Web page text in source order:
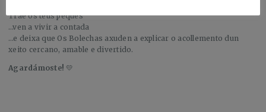
Trae ós teus peques
…ven a vivir a contada
…e deixa que Os Bolechas axuden a explicar o acollemento dun
xeito cercano, amable e divertido.
Agardámoste! 💛